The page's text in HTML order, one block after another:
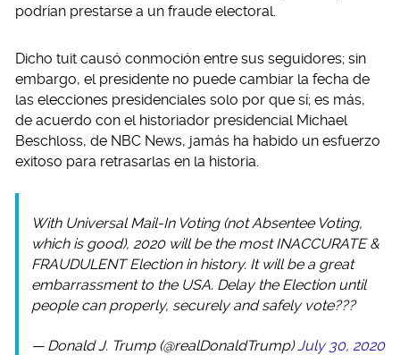
podrían prestarse a un fraude electoral.
Dicho tuit causó conmoción entre sus seguidores; sin
embargo, el presidente no puede cambiar la fecha de
las elecciones presidenciales solo por que sí; es más,
de acuerdo con el historiador presidencial Michael
Beschloss, de NBC News, jamás ha habido un esfuerzo
exitoso para retrasarlas en la historia.
With Universal Mail-In Voting (not Absentee Voting,
which is good), 2020 will be the most INACCURATE &
FRAUDULENT Election in history. It will be a great
embarrassment to the USA. Delay the Election until
people can properly, securely and safely vote???
— Donald J. Trump (@realDonaldTrump)July 30, 2020